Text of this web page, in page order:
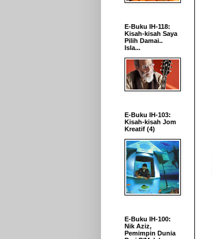
E-Buku IH-118:
Kisah-kisah Saya
Pilih Damai..
Isla...
E-Buku IH-103:
Kisah-kisah Jom
Kreatif (4)
E-Buku IH-100:
Nik Aziz,
Pemimpin Dunia